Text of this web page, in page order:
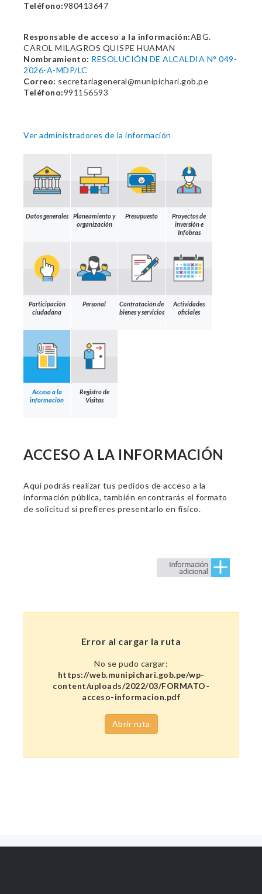
Teléfono:980413647
Responsable de acceso a la información:ABG.
CAROL MILAGROS QUISPE HUAMAN
Nombramiento: RESOLUCIÓN DE ALCALDIA N° 049-
2026-A-MDP/LC
Correo: secretariageneral@munipichari.gob.pe
Teléfono:991156593
Ver administradores de la información
Datos generales
Planeamiento y
organización
Presupuesto
Proyectos de
inversión e
Infobras
Participación
ciudadana
Personal
Contratación de
bienes y servicios
Actividades
oficiales
Acceso a la
información
Registro de
Visitas
ACCESO A LA INFORMACIÓN
Aquí podrás realizar tus pedidos de acceso a la
información pública, también encontrarás el formato
de solicitud si prefieres presentarlo en físico.
Error al cargar la ruta
No se pudo cargar:
https://web.munipichari.gob.pe/wp-
content/uploads/2022/03/FORMATO-
acceso-informacion.pdf
Abrir ruta